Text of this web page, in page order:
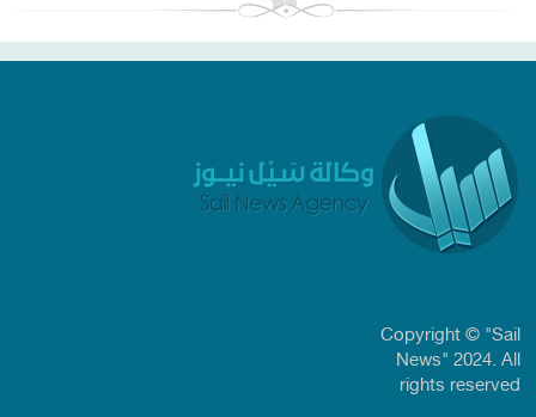
Copyright © "Sail
News" 2024. All
rights reserved